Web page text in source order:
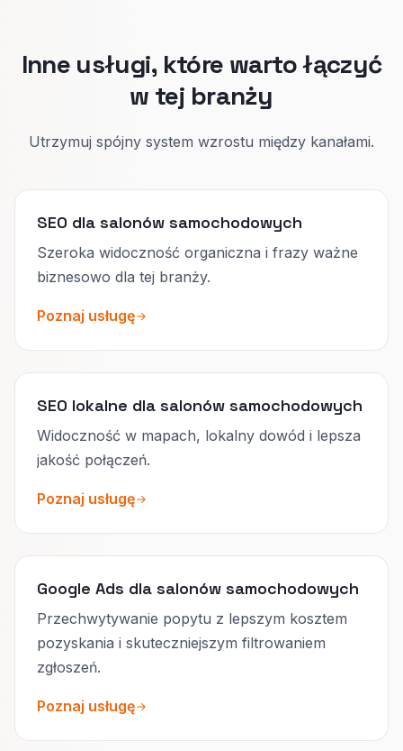
Inne usługi, które warto łączyć
w tej branży
Utrzymuj spójny system wzrostu między kanałami.
SEO dla salonów samochodowych
Szeroka widoczność organiczna i frazy ważne
biznesowo dla tej branży.
Poznaj usługę
SEO lokalne dla salonów samochodowych
Widoczność w mapach, lokalny dowód i lepsza
jakość połączeń.
Poznaj usługę
Google Ads dla salonów samochodowych
Przechwytywanie popytu z lepszym kosztem
pozyskania i skuteczniejszym filtrowaniem
zgłoszeń.
Poznaj usługę